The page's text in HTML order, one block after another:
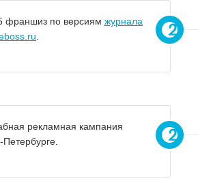
франшиз по версиям журнала
рекламная кампания